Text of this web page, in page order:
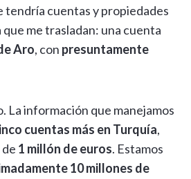
tendría cuentas y propiedades
que me trasladan: una cuenta
Aro, con presuntamente
La información que manejamos
cuentas más en Turquía,
1 millón de euros. Estamos
10 millones de